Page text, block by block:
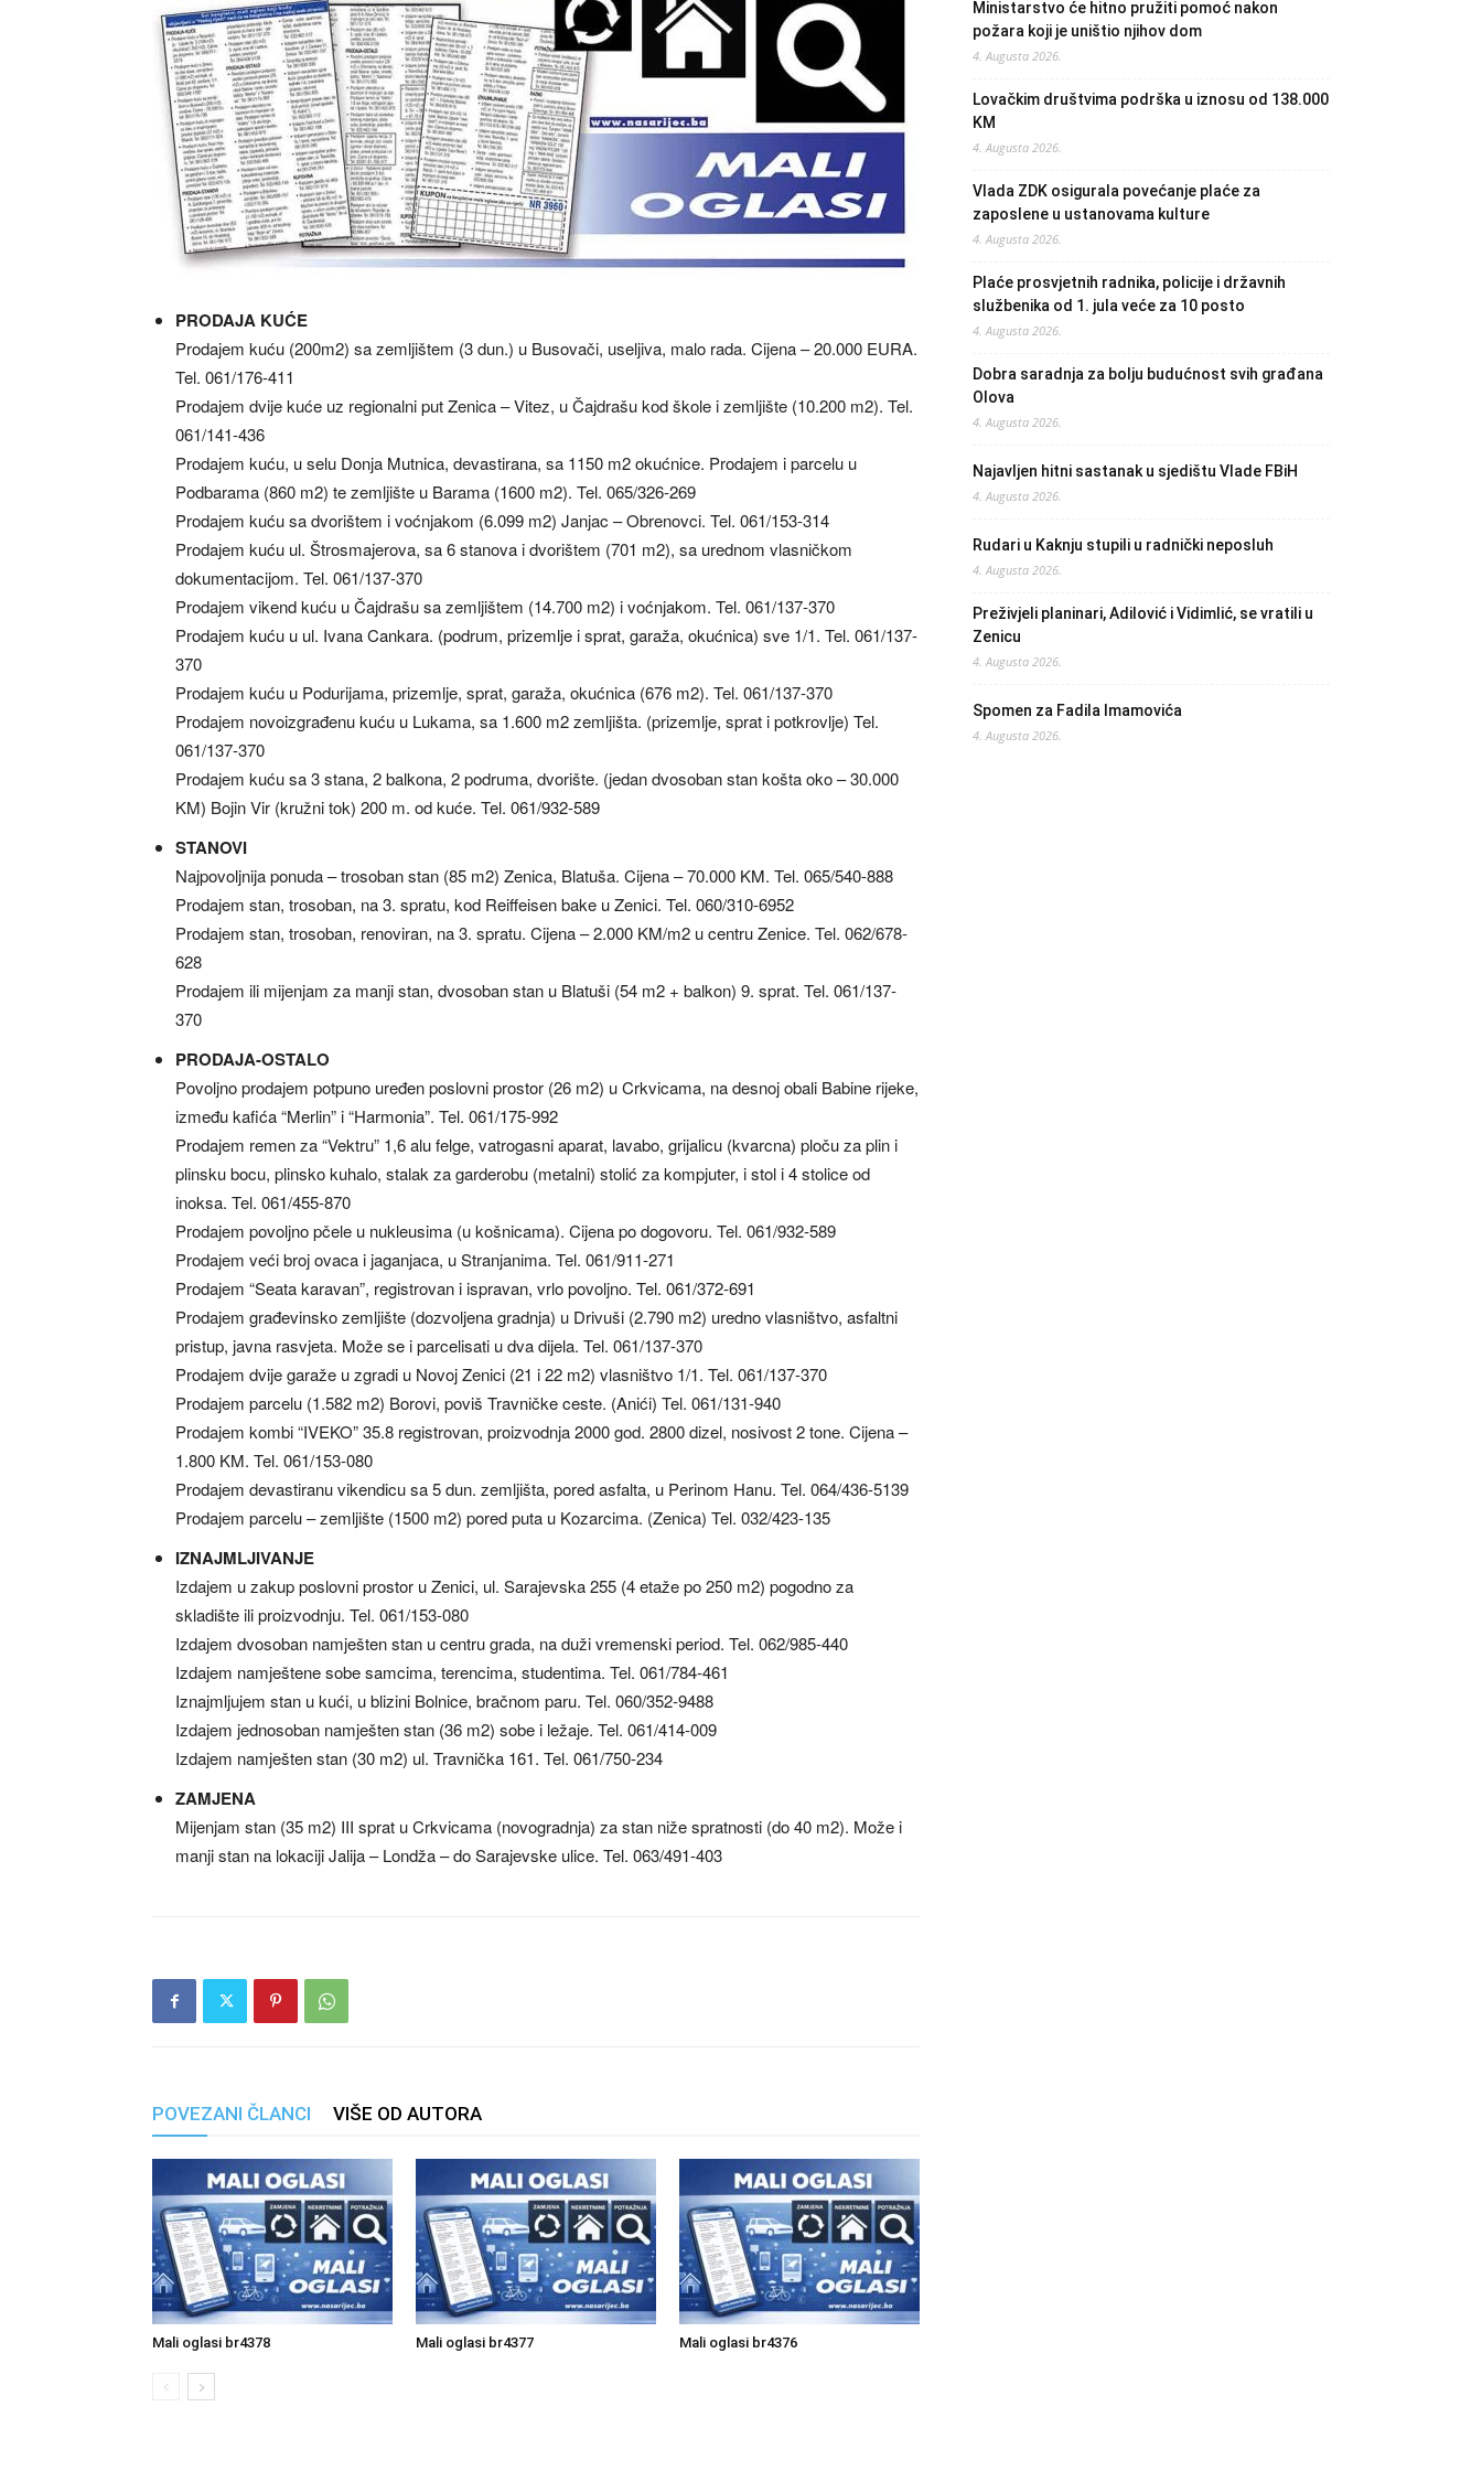
PRODAJA KUĆE
Prodajem kuću (200m2) sa zemljištem (3 dun.) u Busovači, useljiva, malo rada. Cijena – 20.000 EURA.
Tel. 061/176-411
Prodajem dvije kuće uz regionalni put Zenica – Vitez, u Čajdrašu kod škole i zemljište (10.200 m2). Tel.
061/141-436
Prodajem kuću, u selu Donja Mutnica, devastirana, sa 1150 m2 okućnice. Prodajem i parcelu u
Podbarama (860 m2) te zemljište u Barama (1600 m2). Tel. 065/326-269
Prodajem kuću sa dvorištem i voćnjakom (6.099 m2) Janjac – Obrenovci. Tel. 061/153-314
Prodajem kuću ul. Štrosmajerova, sa 6 stanova i dvorištem (701 m2), sa urednom vlasničkom
dokumentacijom. Tel. 061/137-370
Prodajem vikend kuću u Čajdrašu sa zemljištem (14.700 m2) i voćnjakom. Tel. 061/137-370
Prodajem kuću u ul. Ivana Cankara. (podrum, prizemlje i sprat, garaža, okućnica) sve 1/1. Tel. 061/137-
370
Prodajem kuću u Podurijama, prizemlje, sprat, garaža, okućnica (676 m2). Tel. 061/137-370
Prodajem novoizgrađenu kuću u Lukama, sa 1.600 m2 zemljišta. (prizemlje, sprat i potkrovlje) Tel.
061/137-370
Prodajem kuću sa 3 stana, 2 balkona, 2 podruma, dvorište. (jedan dvosoban stan košta oko – 30.000
KM) Bojin Vir (kružni tok) 200 m. od kuće. Tel. 061/932-589
STANOVI
Najpovoljnija ponuda – trosoban stan (85 m2) Zenica, Blatuša. Cijena – 70.000 KM. Tel. 065/540-888
Prodajem stan, trosoban, na 3. spratu, kod Reiffeisen bake u Zenici. Tel. 060/310-6952
Prodajem stan, trosoban, renoviran, na 3. spratu. Cijena – 2.000 KM/m2 u centru Zenice. Tel. 062/678-
628
Prodajem ili mijenjam za manji stan, dvosoban stan u Blatuši (54 m2 + balkon) 9. sprat. Tel. 061/137-
370
PRODAJA-OSTALO
Povoljno prodajem potpuno uređen poslovni prostor (26 m2) u Crkvicama, na desnoj obali Babine rijeke,
između kafića “Merlin” i “Harmonia”. Tel. 061/175-992
Prodajem remen za “Vektru” 1,6 alu felge, vatrogasni aparat, lavabo, grijalicu (kvarcna) ploču za plin i
plinsku bocu, plinsko kuhalo, stalak za garderobu (metalni) stolić za kompjuter, i stol i 4 stolice od
inoksa. Tel. 061/455-870
Prodajem povoljno pčele u nukleusima (u košnicama). Cijena po dogovoru. Tel. 061/932-589
Prodajem veći broj ovaca i jaganjaca, u Stranjanima. Tel. 061/911-271
Prodajem “Seata karavan”, registrovan i ispravan, vrlo povoljno. Tel. 061/372-691
Prodajem građevinsko zemljište (dozvoljena gradnja) u Drivuši (2.790 m2) uredno vlasništvo, asfaltni
pristup, javna rasvjeta. Može se i parcelisati u dva dijela. Tel. 061/137-370
Prodajem dvije garaže u zgradi u Novoj Zenici (21 i 22 m2) vlasništvo 1/1. Tel. 061/137-370
Prodajem parcelu (1.582 m2) Borovi, poviš Travničke ceste. (Anići) Tel. 061/131-940
Prodajem kombi “IVEKO” 35.8 registrovan, proizvodnja 2000 god. 2800 dizel, nosivost 2 tone. Cijena –
1.800 KM. Tel. 061/153-080
Prodajem devastiranu vikendicu sa 5 dun. zemljišta, pored asfalta, u Perinom Hanu. Tel. 064/436-5139
Prodajem parcelu – zemljište (1500 m2) pored puta u Kozarcima. (Zenica) Tel. 032/423-135
IZNAJMLJIVANJE
Izdajem u zakup poslovni prostor u Zenici, ul. Sarajevska 255 (4 etaže po 250 m2) pogodno za
skladište ili proizvodnju. Tel. 061/153-080
Izdajem dvosoban namješten stan u centru grada, na duži vremenski period. Tel. 062/985-440
Izdajem namještene sobe samcima, terencima, studentima. Tel. 061/784-461
Iznajmljujem stan u kući, u blizini Bolnice, bračnom paru. Tel. 060/352-9488
Izdajem jednosoban namješten stan (36 m2) sobe i ležaje. Tel. 061/414-009
Izdajem namješten stan (30 m2) ul. Travnička 161. Tel. 061/750-234
ZAMJENA
Mijenjam stan (35 m2) III sprat u Crkvicama (novogradnja) za stan niže spratnosti (do 40 m2). Može i
manji stan na lokaciji Jalija – Londža – do Sarajevske ulice. Tel. 063/491-403
POVEZANI ČLANCI VIŠE OD AUTORA
Mali oglasi br4378 Mali oglasi br4377 Mali oglasi br4376
Ministarstvo će hitno pružiti pomoć nakon
požara koji je uništio njihov dom
4. Augusta 2026.
Lovačkim društvima podrška u iznosu od 138.000
KM
4. Augusta 2026.
Vlada ZDK osigurala povećanje plaće za
zaposlene u ustanovama kulture
4. Augusta 2026.
Plaće prosvjetnih radnika, policije i državnih
službenika od 1. jula veće za 10 posto
4. Augusta 2026.
Dobra saradnja za bolju budućnost svih građana
Olova
4. Augusta 2026.
Najavljen hitni sastanak u sjedištu Vlade FBiH
4. Augusta 2026.
Rudari u Kaknju stupili u radnički neposluh
4. Augusta 2026.
Preživjeli planinari, Adilović i Vidimlić, se vratili u
Zenicu
4. Augusta 2026.
Spomen za Fadila Imamovića
4. Augusta 2026.